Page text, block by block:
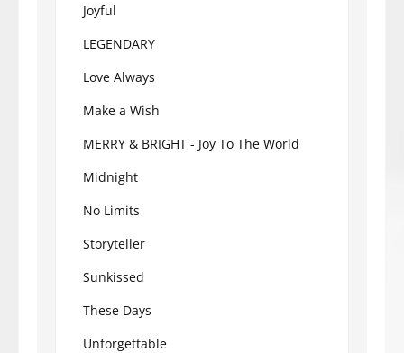
Joyful
LEGENDARY
Love Always
Make a Wish
MERRY & BRIGHT - Joy To The World
Midnight
No Limits
Storyteller
Sunkissed
These Days
Unforgettable